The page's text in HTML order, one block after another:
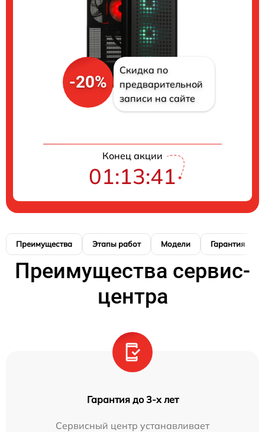
-20%
Скидка по
предварительной
записи на сайте
Конец акции
01:13:40
Преимущества Этапы работ Модели Гарантия
Преимущества сервис-
центра
Гарантия до 3-х лет
Сервисный центр устанавливает